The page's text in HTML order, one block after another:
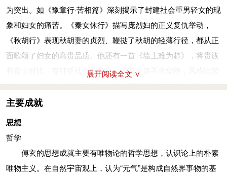
核天下官员，缩短居官时间久，以鼓励他们建立良好的教化，争
后，武帝下诏褒赏。不久，傅玄升任侍中。
最初，是傅玄推荐皇甫陶的，但等到入朝后两人就有抵触，
傅玄因政事与皇甫陶争执，被有关部门弹劾，两人都因而获罪免
上言五事
为突出。如《豫章行·苦相篇》深刻揭示了封建社会重男轻女的现
象和妇女的痛苦。《秦女休行》描写庞烈妇的正义复仇举动，
《秋胡行》表现秋胡妻的贞烈、鞭挞了秋胡的轻薄行径，都从正
面歌颂了妇女的高贵品质。他还有一首《墙上难为趋》，将贵族
和贫士对比，有针砭社会的意义。傅玄的诗不求华艳，风格比较
（《采菽堂古诗选》），颇有汉魏风韵，但语言有时流于艰涩。
傅玄还有一些描写爱情的小诗，如《西长安行》、《车遥遥》
展开阅读全文 ∨
主要成就
思想
哲学
傅玄的思想成就主要有唯物论的哲学思想，认识论上的朴素
唯物主义。在自然宇宙观上，认为“元气”是构成自然界事物的基